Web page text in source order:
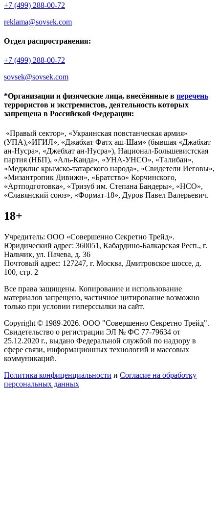
+7 (499) 288-00-72
reklama@sovsek.com
Отдел распространения:
+7 (499) 288-00-72
sovsek@sovsek.com
*Организации и физические лица, внесённные в перечень
террористов и экстремистов, деятельность которых
запрещена в Российской Федерации:
«Правый сектор», «Украинская повстанческая армия»
(УПА),«ИГИЛ», «Джабхат Фатх аш-Шам» (бывшая «Джабхат
ан-Нусра», «Джебхат ан-Нусра»), Национал-Большевистская
партия (НБП), «Аль-Каида», «УНА-УНСО», «Талибан»,
«Меджлис крымско-татарского народа», «Свидетели Иеговы»,
«Мизантропик Дивижн», «Братство» Корчинского,
«Артподготовка», «Тризуб им. Степана Бандеры», «НСО»,
«Славянский союз», «Формат-18», Дуров Павел Валерьевич.
18+
Учредитель: ООО «Совершенно Секретно Трейд».
Юридический адрес: 360051, Кабардино-Балкарская Респ., г.
Нальчик, ул. Пачева, д. 36
Почтовый адрес: 127247, г. Москва, Дмитровское шоссе, д.
100, стр. 2
Все права защищены. Копирование и использование
материалов запрещено, частичное цитирование возможно
только при условии гиперссылки на сайт.
Copyright © 1989-2026. ООО "Совершенно Секретно Трейд".
Свидетельство о регистрации ЭЛ № ФС 77-79634 от
25.12.2020 г., выдано Федеральной службой по надзору в
сфере связи, информационных технологий и массовых
коммуникаций.
Политика конфиценциальности и Согласие на обработку
персональных данных